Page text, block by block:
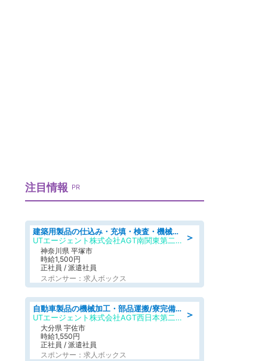
注目情報 PR
＞
建築用製品の仕込み・充填・検査・機械操作/寮完備/日払い/工場・製造
UTエージェント株式会社AGT南関東第二CU
神奈川県 平塚市
時給1,500円
正社員 / 派遣社員
スポンサー：求人ボックス
＞
自動車製品の機械加工・部品運搬/寮完備/日払い/工場・製造
UTエージェント株式会社AGT西日本第二CU
大分県 宇佐市
時給1,550円
正社員 / 派遣社員
スポンサー：求人ボックス